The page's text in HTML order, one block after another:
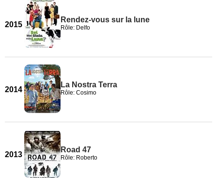
2015
Rendez-vous sur la lune
Rôle: Delfo
2014
La Nostra Terra
Rôle: Cosimo
2013
Road 47
Rôle: Roberto